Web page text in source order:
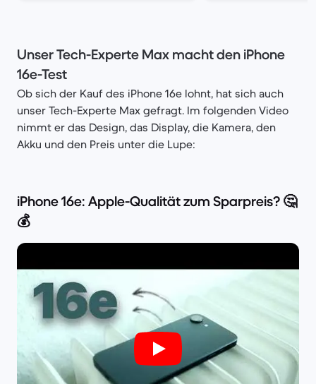
Unser Tech-Experte Max macht den iPhone
16e-Test
Ob sich der Kauf des iPhone 16e lohnt, hat sich auch
unser Tech-Experte Max gefragt. Im folgenden Video
nimmt er das Design, das Display, die Kamera, den
Akku und den Preis unter die Lupe:
iPhone 16e: Apple-Qualität zum Sparpreis? 🤔
💰